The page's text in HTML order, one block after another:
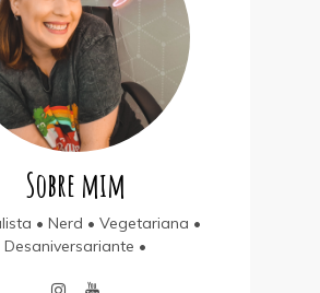
Sobre mim
• Nerd • Vegetariana •
Desaniversariante •